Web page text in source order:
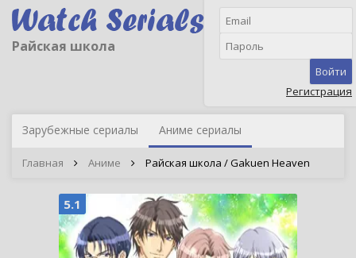
Райская школа
Войти
Регистрация
Зарубежные сериалы Аниме сериалы
Главная Аниме Райская школа / Gakuen Heaven
5.1